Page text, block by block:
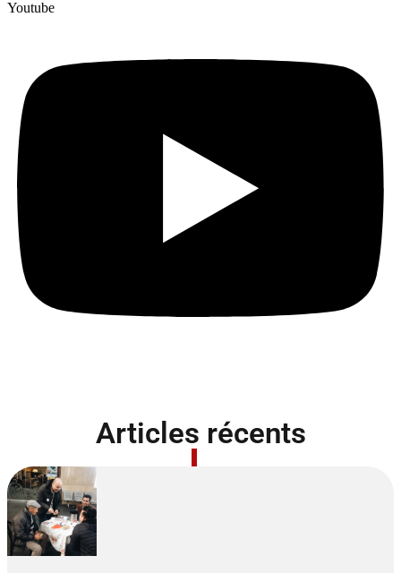
Youtube
Articles récents